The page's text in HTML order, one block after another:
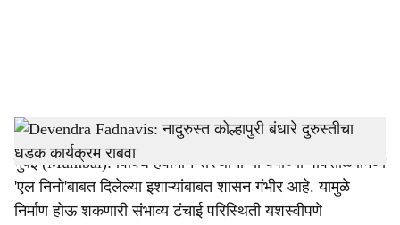
h
a
r
Bandhara-Tendernama
मुंबई (Mumbai): विविध हवामान संस्थांनी या वर्षीच्या पावसाळ्यामध्ये
'एल निनो'बाबत दिलेल्या इशाऱ्यांबाबत शासन गंभीर आहे. यामुळे
निर्माण होऊ शकणारी संभाव्य टंचाई परिस्थिती यशस्वीपणे